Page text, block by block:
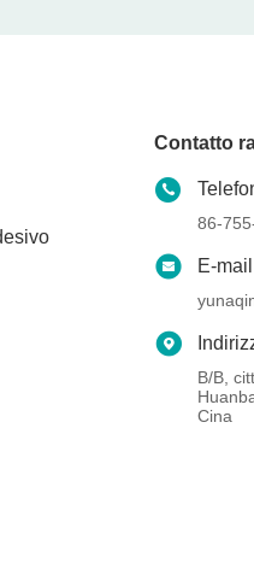
Contatto
86-
E-mail
B/B,
Cina